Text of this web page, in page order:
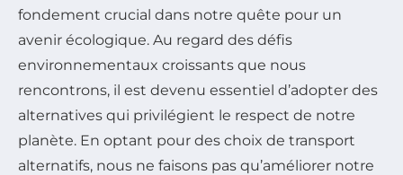
fondement crucial dans notre quête pour un
avenir écologique. Au regard des défis
environnementaux croissants que nous
rencontrons, il est devenu essentiel d’adopter des
alternatives qui privilégient le respect de notre
planète. En optant pour des choix de transport
alternatifs, nous ne faisons pas qu’améliorer notre